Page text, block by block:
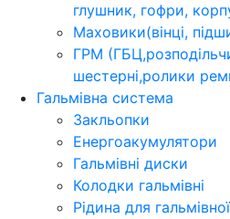
глушник, гофри,
Маховики(вінці,
ГРМ
шестерні,ролики
Гальмівна система
Закльопки
Енергоакумулятори
Гальмівні диски
Колодки гальмівні
Рідина для